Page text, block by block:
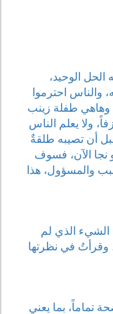
الوحيد،
والناس احترموا
وهاهي طفلة زينب
ولا يعلم الناس
أن تصيبه طلقةٌ
نجا الآن، فسوف
والمسؤول، هذا
الذي لم
وقرأتُ في نظرتها
تماماً، بما يعني